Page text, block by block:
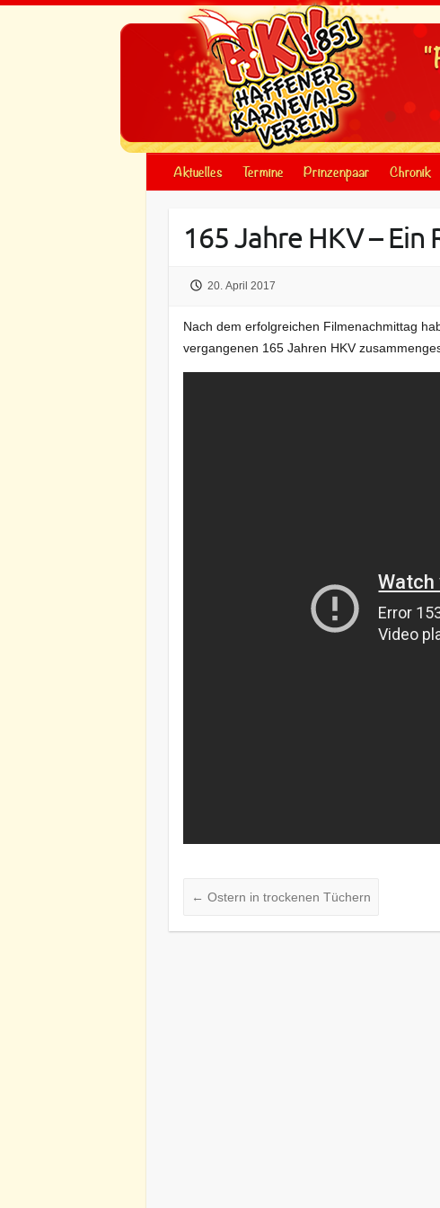
Aktuelles Termine Prinzenpaar Chronik
165 Jahre HKV – Ein
20. April 2017
Nach dem erfolgreichen Filmenachmittag
vergangenen 165 Jahren HKV
← Ostern in trockenen Tüchern